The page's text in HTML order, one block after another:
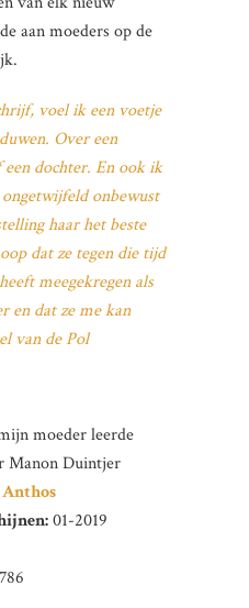
aan moeders op de
voel ik een voetje
Over een
dochter. En ook ik
onbewust
haar het beste
dat ze tegen die tijd
meegekregen als
en dat ze me kan
van de Pol
moeder leerde
Manon Duintjer
01-2019